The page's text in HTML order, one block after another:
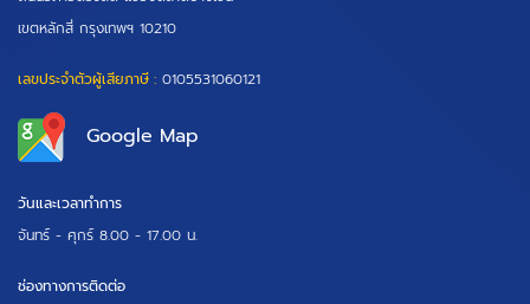
เขตหลักสี่ กรุงเทพฯ 10210
เลขประจำตัวผู้เสียภาษี : 0105531060121
Google Map
วันและเวลาทำการ
จันทร์ - ศุกร์ 8.00 - 17.00 น.
ช่องทางการติดต่อ